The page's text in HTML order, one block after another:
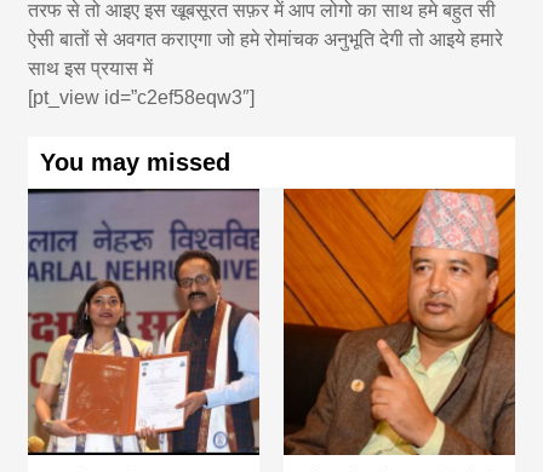
तरफ से तो आइए इस खूबसूरत सफ़र में आप लोगो का साथ हमे बहुत सी
ऐसी बातों से अवगत कराएगा जो हमे रोमांचक अनुभूति देगी तो आइये हमारे
साथ इस प्रयास में
[pt_view id=”c2ef58eqw3″]
You may missed